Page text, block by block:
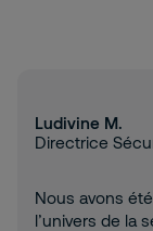
Ludivine M.
Directrice
Nous avons
l’univers de la